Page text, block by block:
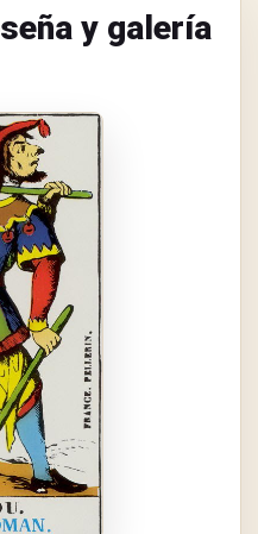
y galería